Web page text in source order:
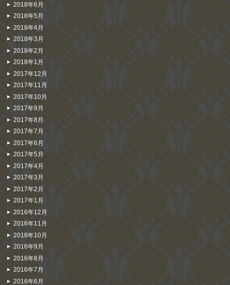
2018年6月
2018年5月
2018年4月
2018年3月
2018年2月
2018年1月
2017年12月
2017年11月
2017年10月
2017年9月
2017年8月
2017年7月
2017年6月
2017年5月
2017年4月
2017年3月
2017年2月
2017年1月
2016年12月
2016年11月
2016年10月
2016年9月
2016年8月
2016年7月
2016年6月